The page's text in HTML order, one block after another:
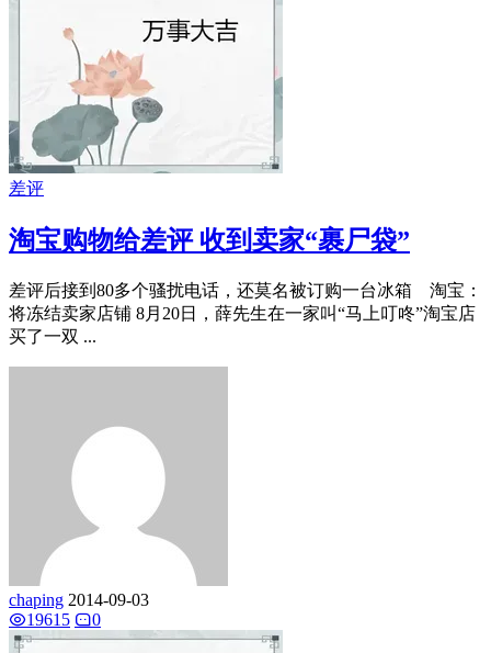
差评
淘宝购物给差评 收到卖家“裹尸袋”
差评后接到80多个骚扰电话，还莫名被订购一台冰箱 淘宝：
将冻结卖家店铺 8月20日，薛先生在一家叫“马上叮咚”淘宝店
买了一双 ...
chaping 2014-09-03
19615
0